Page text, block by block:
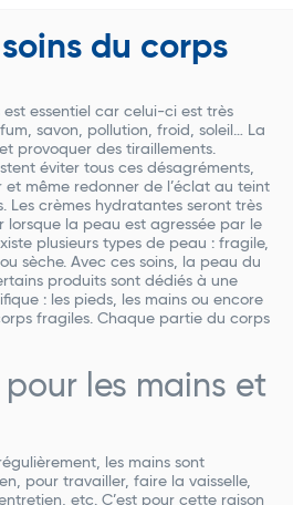
du corps
est essentiel car celui-ci est très
savon, pollution, froid, soleil… La
provoquer des tiraillements.
éviter tous ces désagréments,
même redonner de l’éclat au teint
Les crèmes hydratantes seront très
lorsque la peau est agressée par le
plusieurs types de peau : fragile,
sèche. Avec ces soins, la peau du
produits sont dédiés à une
: les pieds, les mains ou encore
fragiles. Chaque partie du corps
pour les mains et
les mains sont
pour travailler, faire la vaisselle,
etc. C’est pour cette raison